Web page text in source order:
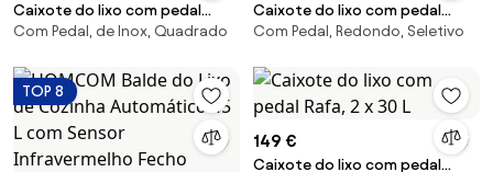
Caixote do lixo com pedal
Essential, 20 L + 9 L
Com Pedal, de Inox, Quadrado
Caixote do lixo com pedal
Sono, 24 L
Com Pedal, Redondo, Seletivo
TOP 8
149 €
Caixote do lixo com pedal